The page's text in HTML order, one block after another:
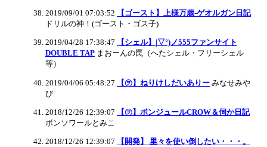
2019/09/01 07:03:52
【ゴースト】上様万歳-ゲオルガン日記
ドリルの神！(ゴースト・ゴス子)
2019/04/28 17:38:47
【シェル】|▽°)ノ555ファンサイト
DOUBLE TAP まおーんの罠（へたシェル・フリーシェル
等）
2019/04/06 05:48:27 【㋾】ねりけしだいありー みなせみや
び
2018/12/26 12:39:07
【㋾】ボンジュールCROW＆伺か日記
ボンソワールとみこ
2018/12/26 12:39:07
【開発】 里々を使い倒したい・・・。